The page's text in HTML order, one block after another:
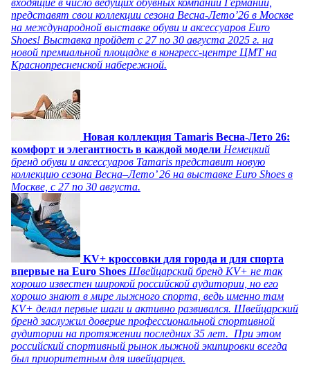
входящие в число ведущих обувных компаний Германии,
представят свои коллекции сезона Весна-Лето’26 в Москве
на международной выставке обуви и аксессуаров Euro
Shoes! Выставка пройдет c 27 по 30 августа 2025 г. на
новой премиальной площадке в конгресс-центре ЦМТ на
Краснопресненской набережной.
Новая коллекция Tamaris Весна-Лето 26:
комфорт и элегантность в каждой модели Немецкий
бренд обуви и аксессуаров Tamaris представит новую
коллекцию сезона Весна–Лето’ 26 на выставке Euro Shoes в
Москве, с 27 по 30 августа.
KV+ кроссовки для города и для спорта
впервые на Euro Shoes Швейцарский бренд KV+ не так
хорошо известен широкой российской аудитории, но его
хорошо знают в мире лыжного спорта, ведь именно там
KV+ делал первые шаги и активно развивался. Швейцарский
бренд заслужил доверие профессиональной спортивной
аудитории на протяжении последних 35 лет. При этом
российский спортивный рынок лыжной экипировки всегда
был приоритетным для швейцарцев.